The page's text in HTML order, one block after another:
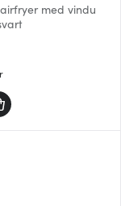
med vindu